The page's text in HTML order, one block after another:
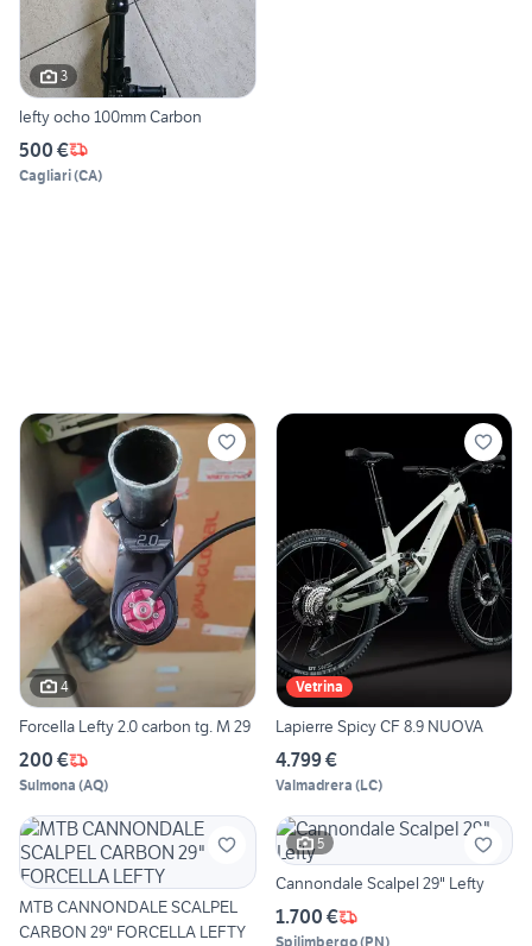
3
lefty ocho 100mm Carbon
500 €
Cagliari(CA)
4
Forcella Lefty 2.0 carbon tg. M 29
200 €
Sulmona (AQ)
Vetrina
Lapierre Spicy CF 8.9 NUOVA
4.799 €
Valmadrera (LC)
MTB CANNONDALE SCALPEL
CARBON 29" FORCELLA LEFTY
5
Cannondale Scalpel 29" Lefty
1.700 €
Spilimbergo(PN)